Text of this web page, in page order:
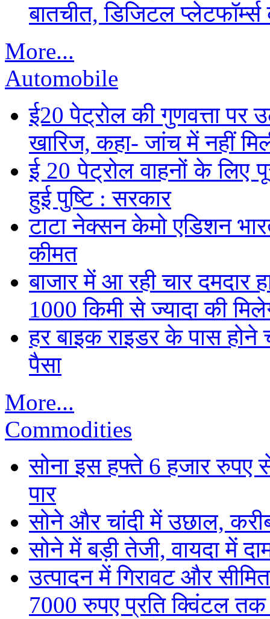
बातचीत, डिजिटल प्लेटफॉर्म्स
More...
Automobile
ई20 पेट्रोल की गुणवत्ता पर
खारिज, कहा- जांच में नहीं
ई 20 पेट्रोल वाहनों के लिए
हुई पुष्टि : सरकार
टाटा नेक्सन केमो एडिशन
कीमत
बाजार में आ रही चार दमदार
1000 किमी से ज्यादा की
हर बाइक राइडर के पास होने
पैसा
More...
Commodities
सोना इस हफ्ते 6 हजार
पार
सोने और चांदी में उछाल,
सोने में बड़ी तेजी, वायदा में
उत्पादन में गिरावट और
7000 रुपए प्रति क्विंटल